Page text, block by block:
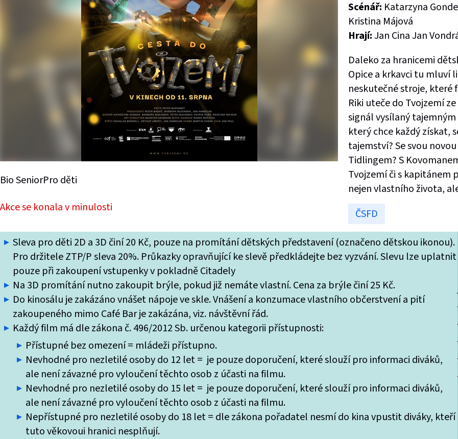
Sleva pro děti 2D a 3D činí 20 Kč, pouze na promítání dětských představení (označeno dětskou ikonou).
Pro držitele ZTP/P sleva 20%. Průkazky opravňující ke slevě předkládejte bez vyzvání. Slevu lze uplatnit
pouze při zakoupení vstupenky v pokladně Citadely
Na 3D promítání nutno zakoupit brýle, pokud již nemáte vlastní. Cena za brýle činí 25 Kč.
Do kinosálu je zakázáno vnášet nápoje ve skle. Vnášení a konzumace vlastního občerstvení a pití
zakoupeného mimo Café Bar je zakázána, viz. návštěvní řád.
Každý film má dle zákona č. 496/2012 Sb. určenou kategorii přístupnosti:
Přístupné bez omezení = mládeži přístupno.
Nevhodné pro nezletilé osoby do 12 let = je pouze doporučení, které slouží pro informaci diváků,
ale není závazné pro vyloučení těchto osob z účasti na filmu.
Nevhodné pro nezletilé osoby do 15 let = je pouze doporučení, které slouží pro informaci diváků,
ale není závazné pro vyloučení těchto osob z účasti na filmu.
Nepřístupné pro nezletilé osoby do 18 let = dle zákona pořadatel nesmí do kina vpustit diváky, kteří
tuto věkovoui hranici nesplňují.
Scénář: Katarzyna
Kristina Májová
Hrají:Jan Cina Jan
Daleko za hranicemi
Opice a krkavci tu mluví
neskutečné stroje, které
Riki uteče do Tvojzemí
signál vysílaný
který chce každý získat,
tajemství? Se svou
Tidlingem? S
Tvojzemí či s kapitánem
nejen vlastního života,
ČSFD
Bio SeniorPro děti
Akce se konala v minulosti